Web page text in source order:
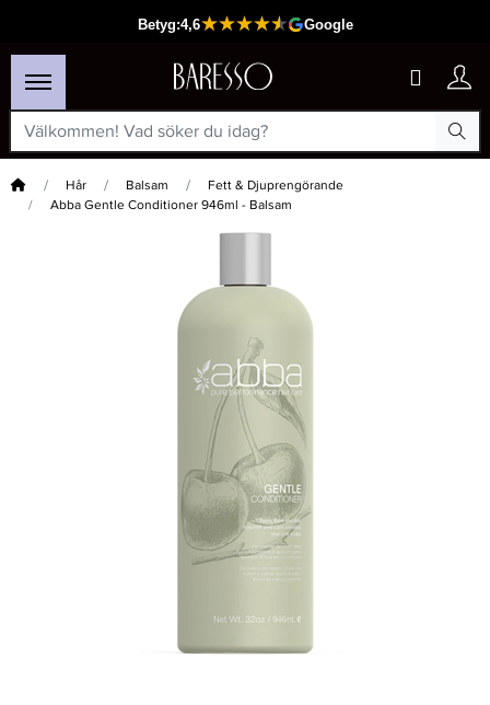
Hem Hår Balsam
Fett & Djuprengörande
Abba Gentle Conditioner 946ml - Balsam
Passar din varukorg
Abba Pure Color Protect Shampoo 236ml - Schampo
249 kr 229 kr